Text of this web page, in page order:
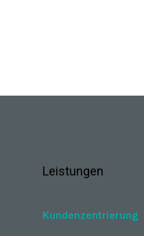
Leistungen
Kundenzentrierung